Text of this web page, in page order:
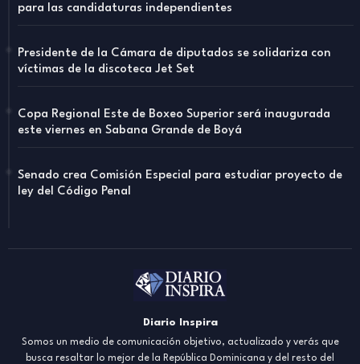
para las candidaturas independientes
Presidente de la Cámara de diputados se solidariza con
víctimas de la discoteca Jet Set
Copa Regional Este de Boxeo Superior será inaugurada
este viernes en Sabana Grande de Boyá
Senado crea Comisión Especial para estudiar proyecto de
ley del Código Penal
Diario Inspira
Somos un medio de comunicación objetivo, actualizado y verás que
busca resaltar lo mejor de la República Dominicana y del resto del